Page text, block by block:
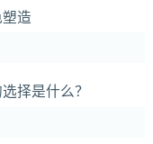
造
择是什么？